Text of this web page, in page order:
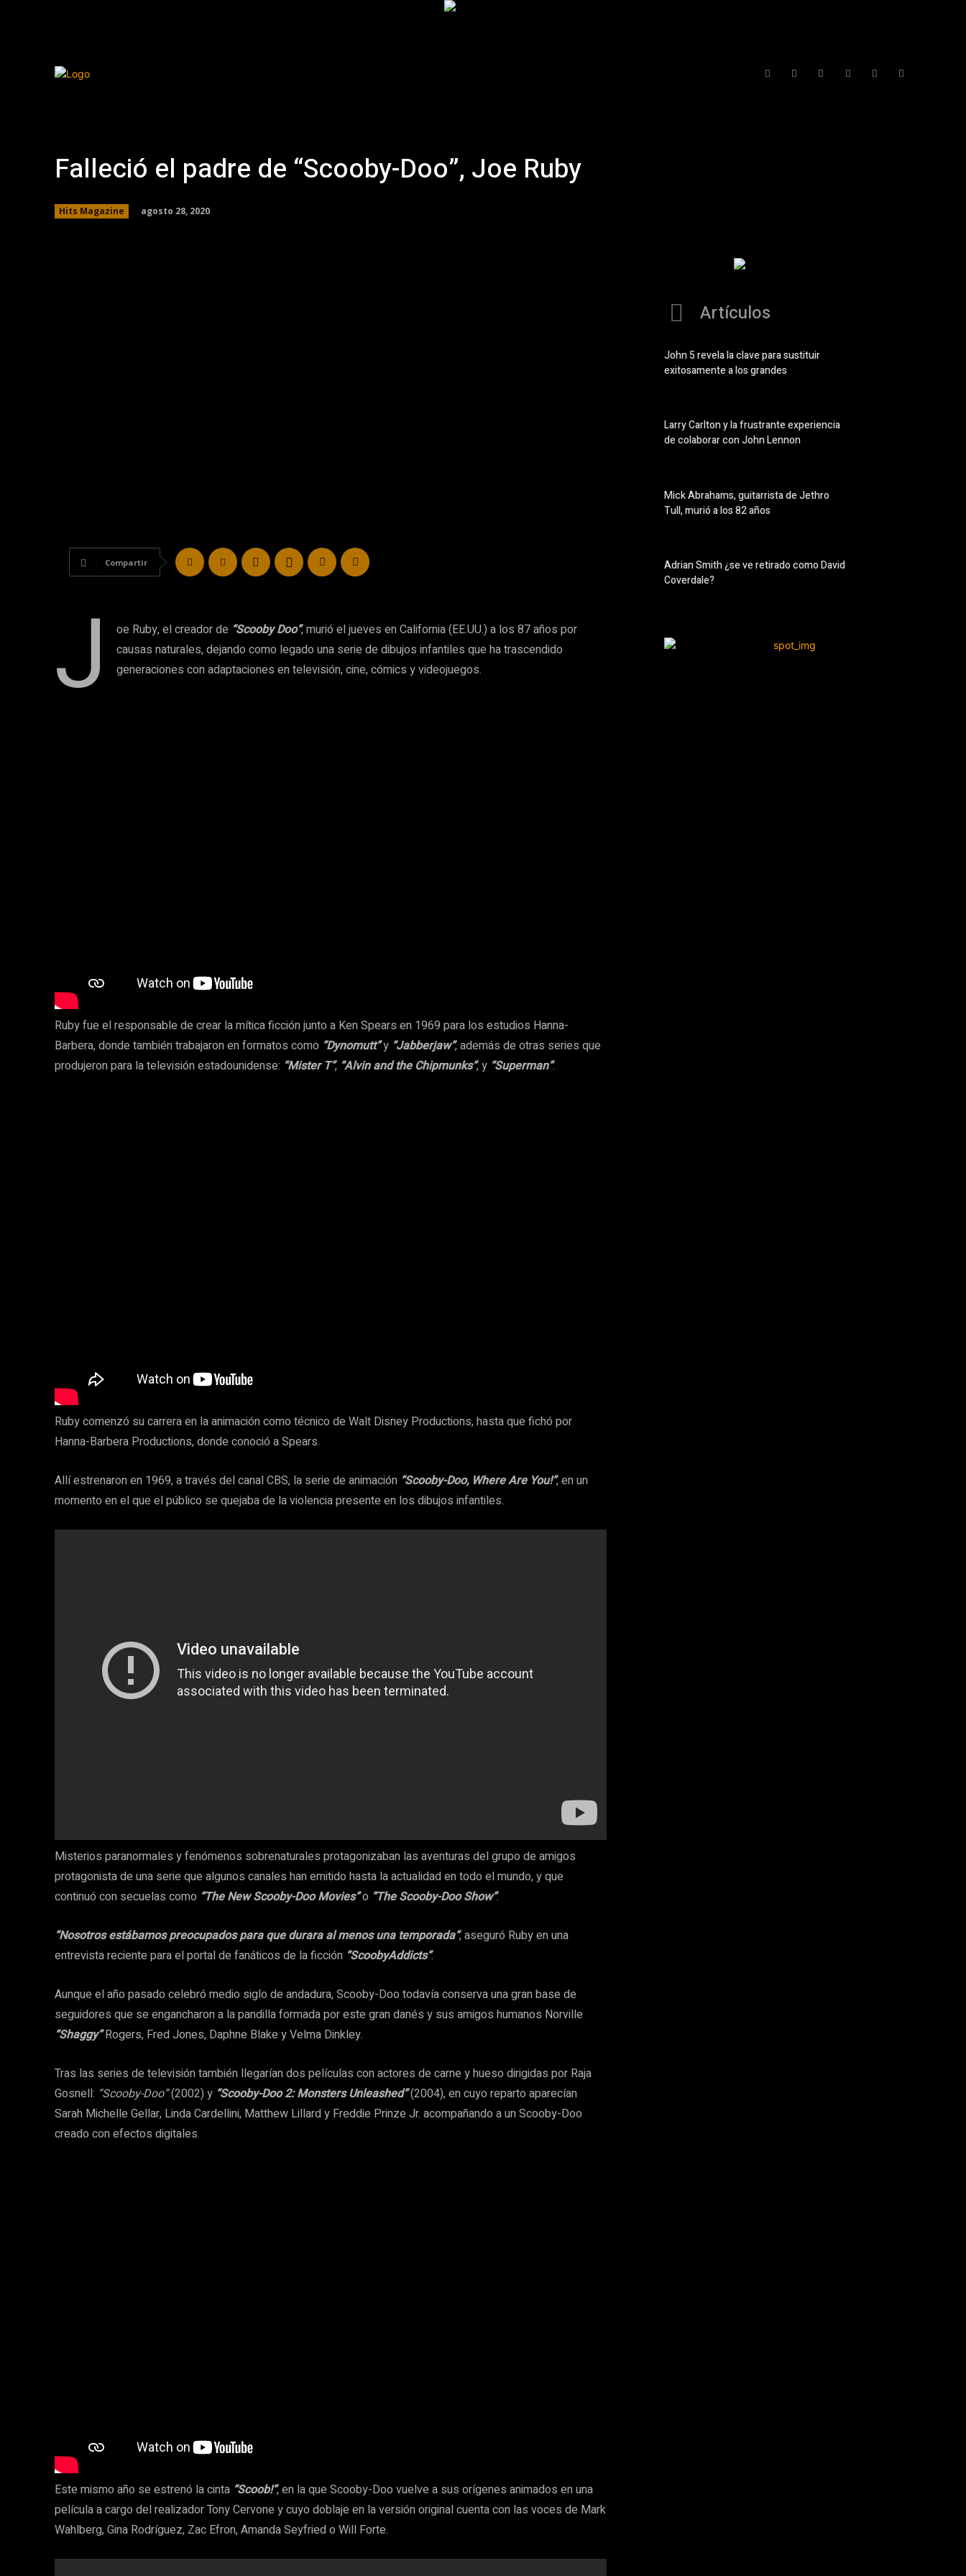
Falleció el padre de “Scooby-Doo”, Joe Ruby
Hits Magazine agosto 28, 2020
Compartir
J oe Ruby, el creador de “Scooby Doo”, murió el jueves en California (EE.UU.) a los 87 años por
causas naturales, dejando como legado una serie de dibujos infantiles que ha trascendido
generaciones con adaptaciones en televisión, cine, cómics y videojuegos.
Ruby fue el responsable de crear la mítica ficción junto a Ken Spears en 1969 para los estudios Hanna-
Barbera, donde también trabajaron en formatos como “Dynomutt”y “Jabberjaw”, además de otras series que
produjeron para la televisión estadounidense: “Mister T”, “Alvin and the Chipmunks”, y “Superman”.
Ruby comenzó su carrera en la animación como técnico de Walt Disney Productions, hasta que fichó por
Hanna-Barbera Productions, donde conoció a Spears.
Allí estrenaron en 1969, a través del canal CBS, la serie de animación “Scooby-Doo, Where Are You!”, en un
momento en el que el público se quejaba de la violencia presente en los dibujos infantiles.
Misterios paranormales y fenómenos sobrenaturales protagonizaban las aventuras del grupo de amigos
protagonista de una serie que algunos canales han emitido hasta la actualidad en todo el mundo, y que
continuó con secuelas como “The New Scooby-Doo Movies”o “The Scooby-Doo Show”.
“Nosotros estábamos preocupados para que durara al menos una temporada”, aseguró Ruby en una
entrevista reciente para el portal de fanáticos de la ficción “ScoobyAddicts”.
Aunque el año pasado celebró medio siglo de andadura, Scooby-Doo todavía conserva una gran base de
seguidores que se engancharon a la pandilla formada por este gran danés y sus amigos humanos Norville
“Shaggy”Rogers, Fred Jones, Daphne Blake y Velma Dinkley.
Tras las series de televisión también llegarían dos películas con actores de carne y hueso dirigidas por Raja
Gosnell: “Scooby-Doo”(2002) y “Scooby-Doo 2: Monsters Unleashed”(2004), en cuyo reparto aparecían
Sarah Michelle Gellar, Linda Cardellini, Matthew Lillard y Freddie Prinze Jr. acompañando a un Scooby-Doo
creado con efectos digitales.
Este mismo año se estrenó la cinta “Scoob!”, en la que Scooby-Doo vuelve a sus orígenes animados en una
película a cargo del realizador Tony Cervone y cuyo doblaje en la versión original cuenta con las voces de Mark
Wahlberg, Gina Rodríguez, Zac Efron, Amanda Seyfried o Will Forte.
Artículos
John 5 revela la clave para sustituir
exitosamente a los grandes
Larry Carlton y la frustrante experiencia
de colaborar con John Lennon
Mick Abrahams, guitarrista de Jethro
Tull, murió a los 82 años
Adrian Smith ¿se ve retirado como David
Coverdale?